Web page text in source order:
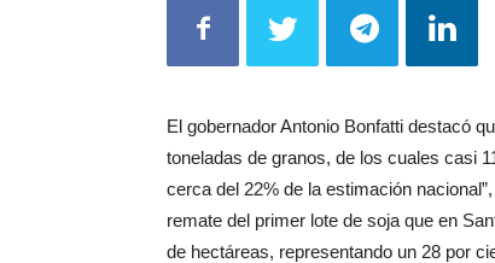
El gobernador Antonio Bonfatti destacó
toneladas de granos, de los cuales casi
cerca del 22% de la estimación
remate del primer lote de soja que en
de hectáreas, representando un 28 por